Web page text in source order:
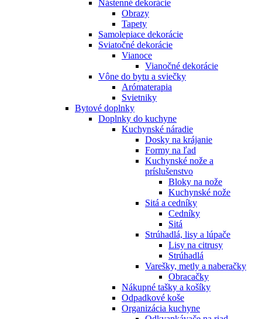
Nástenné dekorácie
Obrazy
Tapety
Samolepiace dekorácie
Sviatočné dekorácie
Vianoce
Vianočné dekorácie
Vône do bytu a sviečky
Arómaterapia
Svietniky
Bytové doplnky
Doplnky do kuchyne
Kuchynské náradie
Dosky na krájanie
Formy na ľad
Kuchynské nože a
príslušenstvo
Bloky na nože
Kuchynské nože
Sitá a cedníky
Cedníky
Sitá
Strúhadlá, lisy a lúpače
Lisy na citrusy
Strúhadlá
Varešky, metly a naberačky
Obracačky
Nákupné tašky a košíky
Odpadkové koše
Organizácia kuchyne